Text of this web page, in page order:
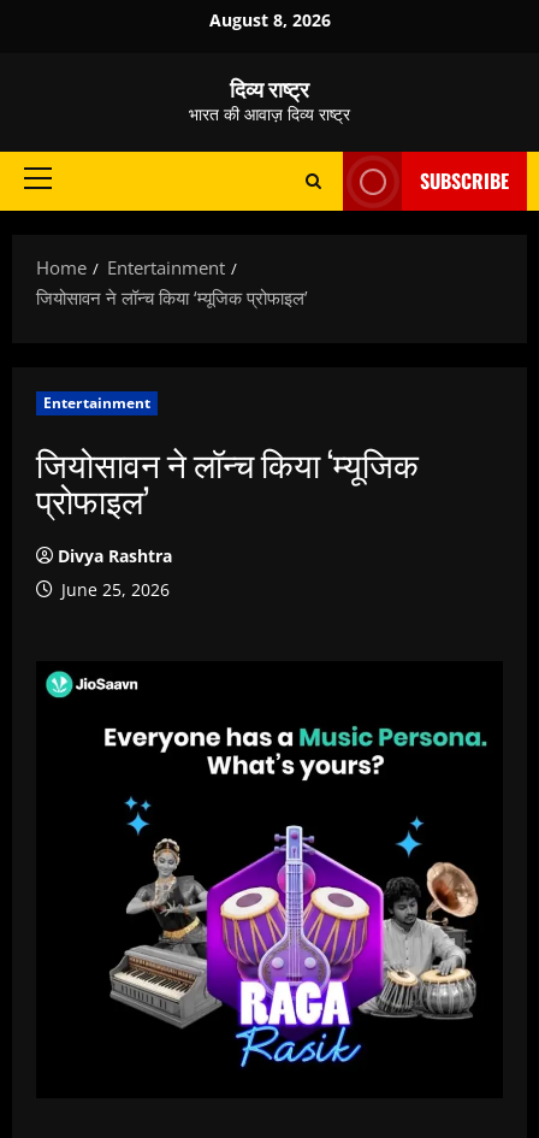
August 8, 2026
दिव्य राष्ट्र
भारत की आवाज़ दिव्य राष्ट्र
Primary
SUBSCRIBE
Home
Entertainment
जियोसावन ने लॉन्च किया ‘म्यूजिक प्रोफाइल’
Entertainment
जियोसावन ने लॉन्च किया ‘म्यूजिक
प्रोफाइल’
Divya Rashtra
June 25, 2026